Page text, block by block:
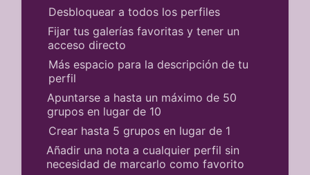
Desbloquear a todos los perfiles
Fijar tus galerías favoritas y tener un
acceso directo
Más espacio para la descripción de tu
perfil
Apuntarse a hasta un máximo de 50
grupos en lugar de 10
Crear hasta 5 grupos en lugar de 1
Añadir una nota a cualquier perfil sin
necesidad de marcarlo como favorito